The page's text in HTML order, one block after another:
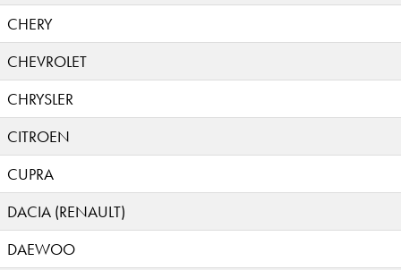
CHERY
CHEVROLET
CHRYSLER
CITROEN
CUPRA
DACIA (RENAULT)
DAEWOO